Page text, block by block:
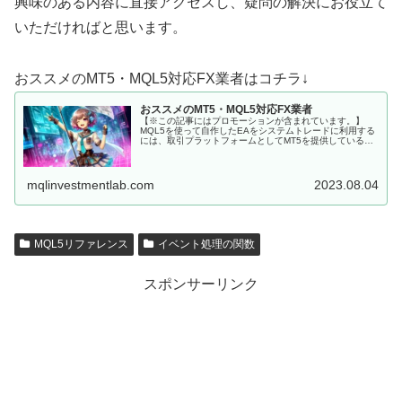
いただければと思います。
おススメのMT5・MQL5対応FX業者はコチラ↓
おススメのMT5・MQL5対応FX業者
【※この記事にはプロモーションが含まれています。】
MQL5を使って自作したEAをシステムトレードに利用する
には、取引プラットフォームとしてMT5を提供しているFX
mqlinvestmentlab.com 2023.08.04
MQL5リファレンス イベント処理の関数
スポンサーリンク